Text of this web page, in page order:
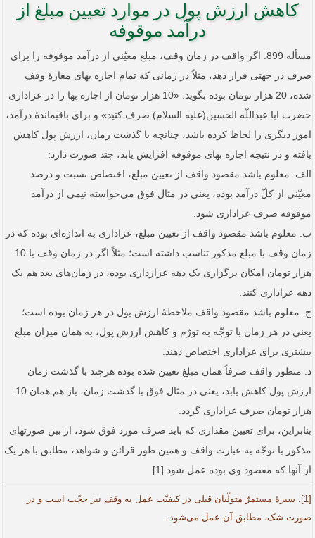
کاهش ارزش پول در موارد تعیین مبلغ از
درآمد موقوفه
مسأله 899. اگر واقف در زمان وقف، مبلغ معیّنی از درآمد موقوفه را برای
صرف در جهتی قرار دهد، مثلاً در زمانی که تمام اجاره بهای مغازۀ وقف
شده، ‌20 هزار تومان بوده بگوید: «10 هزار تومان از اجاره بها را در عزاداری
حضرت ابا عبداللّه الحسین(علیه السلام) صرف کنید» و برای باقیماندۀ درآمد،
امور دیگری را لحاظ کرده باشد، چنانچه با گذشت زمان، ارزش پول کاهش
یافته و در نتیجه اجاره بهای موقوفه افزایش یابد، چند صورت دارد:
الف. معلوم باشد مقصود واقف از تعیین مبلغ، اختصاص نسبت و درصد
معیّنی از کلّ درآمد بوده، یعنی در مثال فوق می‌خواسته نیمی از درآمد
موقوفه صرف عزاداری شود.
ب. معلوم باشد مقصود واقف از تعیین مبلغ، عزاداری به اندازه‌ای بوده که در
زمان وقف با مبلغ مذکور تناسب داشته است؛ مثلاً‌ اگر در زمان وقف با 10
هزار تومان امکان برگزاری یک دهه عزارداری بوده، در زمان‌های بعد هم یک
دهه عزاداری کنند.
ج. معلوم باشد مقصود واقف ملاحظۀ ارزش پول در هر زمان بوده است؛
یعنی در هر زمان با توجّه به تورّم و کاهش ارزش پول، به همان میزان مبلغ
بیشتری برای عزاداری اختصاص دهند.
د. منظور واقف صرفاً همان مبلغ تعیین شده بوده هرچند با گذشت زمان
ارزش پول کاهش یابد، یعنی در مثال فوق با گذشت زمان، باز هم همان 10
هزار تومان صرف عزاداری گردد.
بنابراین، برای تعیین مقداری که باید صرف مورد فوق شود، از بین صورت­های
مذکور با توجّه به عبارت واقف و همین طور قرائن و شواهد، مطابق با هر یک
از آنها که مقصود وی بوده عمل ‌شود.[1]
[1]. سیرۀ مستمرّ متولّیان قبلی در کیفیّت عمل به وقف نیز حجّت است و در
صورت شک، مطابق آن عمل می‌شود.